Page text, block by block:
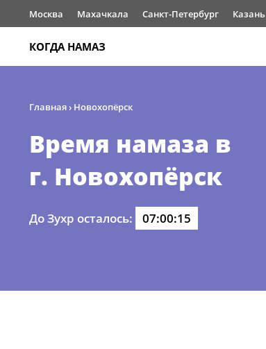
Москва Махачкала Санкт-Петербург Казань
КОГДА НАМАЗ
Главная› Новохопёрск
Время намаза в
г. Новохопёрск
До Зухр осталось: 07:00:15